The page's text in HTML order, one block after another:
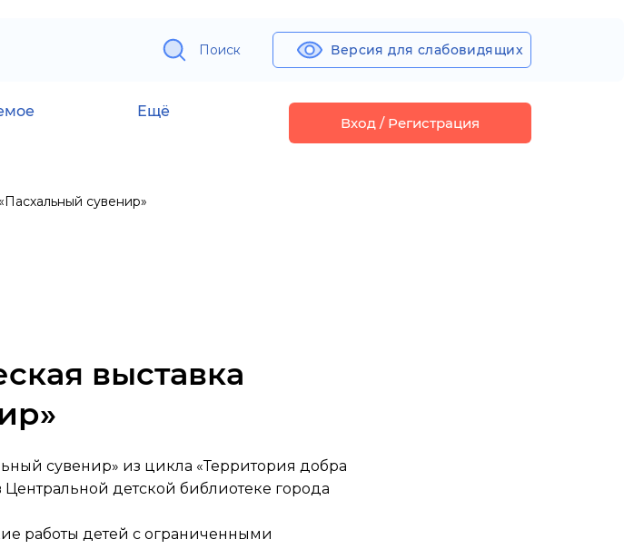
Поиск Версия для слабовидящих
Ещё
Вход / Регистрация
сувенир»
выставка
сувенир» из цикла «Территория добра
Центральной детской библиотеке города
работы детей с ограниченными